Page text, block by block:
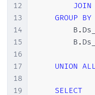
12
13
14
15
16
17
18
19
JOIN
GROUP BY
        B
.
        B
.
UNION ALL
SELECT